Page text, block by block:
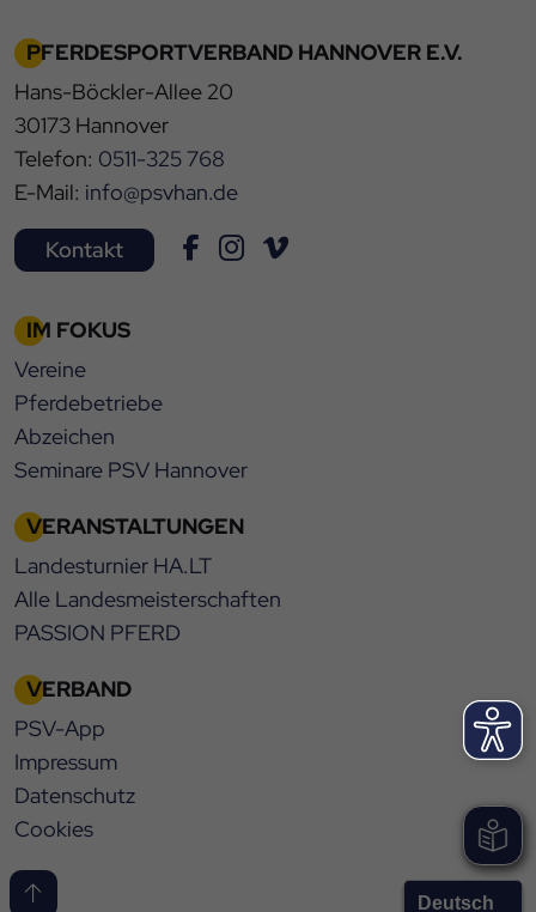
PFERDESPORTVERBAND HANNOVER E.V.
Hans-Böckler-Allee 20
30173 Hannover
Telefon: 0511-325 768
E-Mail: info@psvhan.de
Kontakt
IM FOKUS
Vereine
Pferdebetriebe
Abzeichen
Seminare PSV Hannover
VERANSTALTUNGEN
Landesturnier HA.LT
Alle Landesmeisterschaften
PASSION PFERD
VERBAND
PSV-App
Impressum
Datenschutz
Cookies